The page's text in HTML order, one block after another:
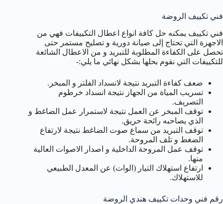
فني تكييف الروضة
فني تكييف يمكنه حل كافة انواع اعطال التكييفات فهي من
الاجهزة التي تحتاج إلى صيانة دورية و تصليح مستمر حتى
تحصل على الكفاءة المطلوبة للتبريد و من الاعطال الشائعة
للتكييفات التي نقوم بحلها بشكل نهائي ما يلي:-
ضعف كفاءة التبريد نتيجة لانسداد الفلتر و المبخر.
تسريب المياة من الجهاز نتيجة انسداد خرطوم
التصريف.
توقف المبخر عن العمل نتيجة لاستمرار عمل الضاغط و
الذي يصاحبه رائحة حريق.
توقف التبريد من سماع صوت الضاغط نتيجة لارتفاع
الضغط و تلف المروحة.
توقف عمل المروحة الداخلية و اصدار الاصوات العالية
منها.
ارتفاع استهلاك التيار (الوات) عن المعدل الطبيعي
للاستهلاك.
رقم فني وحدات تكييف هندي الروضة